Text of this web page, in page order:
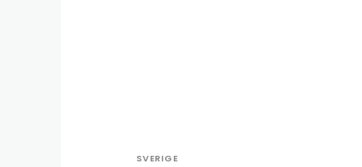
SVERIGE